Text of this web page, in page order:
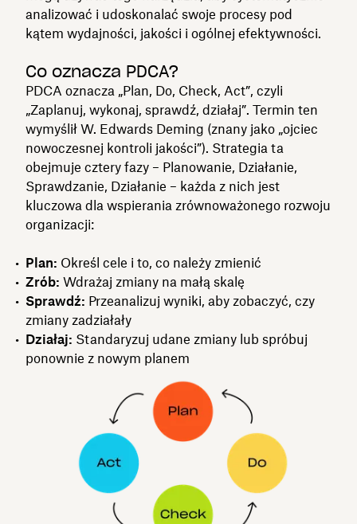
analizować i udoskonalać swoje procesy pod
kątem wydajności, jakości i ogólnej efektywności.
Co oznacza PDCA?
PDCA oznacza „Plan, Do, Check, Act”, czyli
„Zaplanuj, wykonaj, sprawdź, działaj”. Termin ten
wymyślił W. Edwards Deming (znany jako „ojciec
nowoczesnej kontroli jakości”). Strategia ta
obejmuje cztery fazy – Planowanie, Działanie,
Sprawdzanie, Działanie – każda z nich jest
kluczowa dla wspierania zrównoważonego rozwoju
organizacji:
Plan: Określ cele i to, co należy zmienić
Zrób: Wdrażaj zmiany na małą skalę
Sprawdź: Przeanalizuj wyniki, aby zobaczyć, czy
zmiany zadziałały
Działaj: Standaryzuj udane zmiany lub spróbuj
ponownie z nowym planem